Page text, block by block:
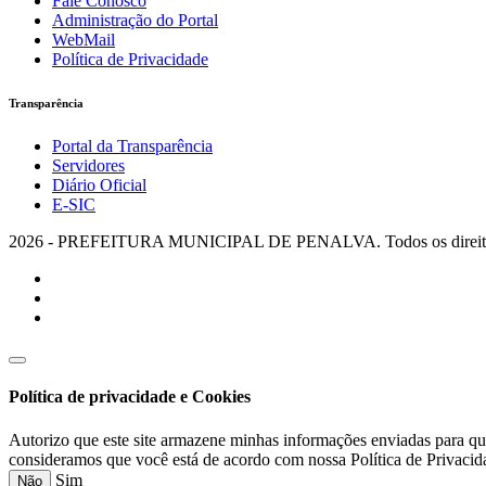
Administração do Portal
WebMail
Política de Privacidade
Transparência
Portal da Transparência
Servidores
Diário Oficial
E-SIC
2026 - PREFEITURA MUNICIPAL DE PENALVA. Todos os
Política de privacidade e Cookies
Autorizo que este site armazene minhas informações enviadas para
consideramos que você está de acordo com nossa Política de
Não Sim